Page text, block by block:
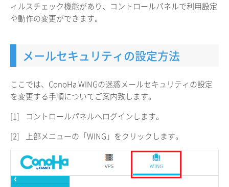
ィルスチェック機能があり、コントロールパネルで利用設定
や動作の変更ができます。
メールセキュリティの設定方法
ここでは、ConoHa WINGの迷惑メールセキュリティの設定
を変更する手順についてご案内致します。
[1]
コントロールパネルへログインします。
[2]
上部メニューの「WING」をクリックします。